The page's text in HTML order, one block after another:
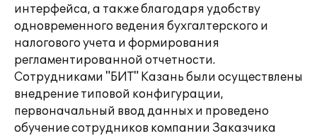
интерфейса, а также благодаря удобству
одновременного ведения бухгалтерского и
налогового учета и формирования
регламентированной отчетности.
Сотрудниками "БИТ" Казань были осуществлены
внедрение типовой конфигурации,
первоначальный ввод данных и проведено
обучение сотрудников компании Заказчика